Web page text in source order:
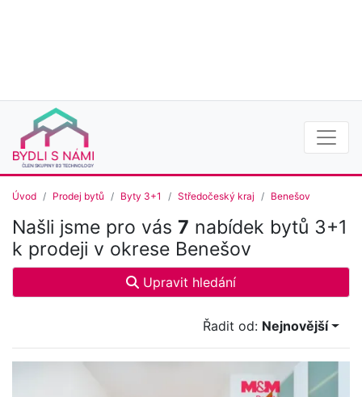
Úvod Prodej bytů Byty 3+1 Středočeský kraj Benešov
Našli jsme pro vás 7 nabídek bytů 3+1
k prodeji v okrese Benešov
Upravit hledání
Řadit od: Nejnovější